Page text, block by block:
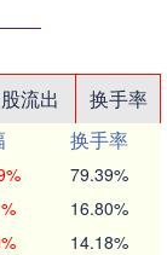
流出
换手率
换手率
79.39%
16.80%
14.18%